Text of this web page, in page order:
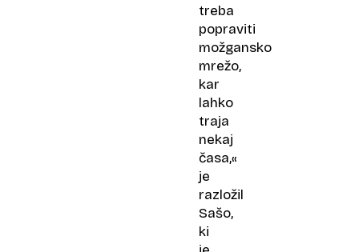
treba
popraviti
možgansko
mrežo,
kar
lahko
traja
nekaj
časa,«
je
razložil
Sašo,
ki